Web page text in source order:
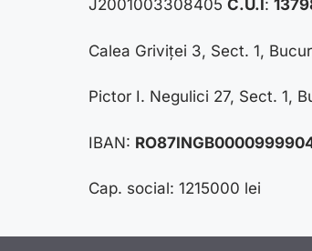
J2001003308405 C.U.I:
Calea Griviței 3, Sect. 1,
Pictor I. Negulici 27, Sect. 1,
IBAN:
Cap. social: 1215000 lei